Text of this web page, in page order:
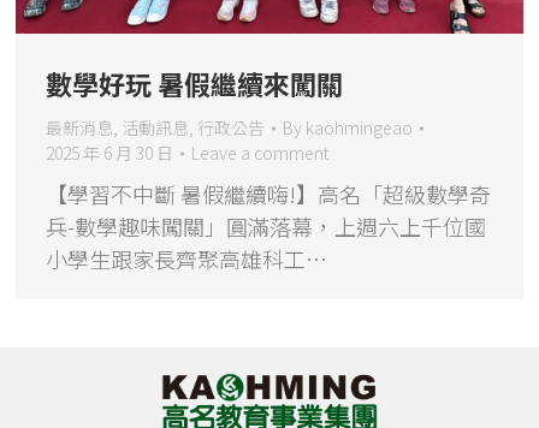
數學好玩 暑假繼續來闖關
最新消息, 活動訊息, 行政公告 By kaohmingeao
2025 年 6 月 30 日
Leave a comment
【學習不中斷 暑假繼續嗨!】高名「超級數學奇
兵-數學趣味闖關」圓滿落幕，上週六上千位國
小學生跟家長齊聚高雄科工…